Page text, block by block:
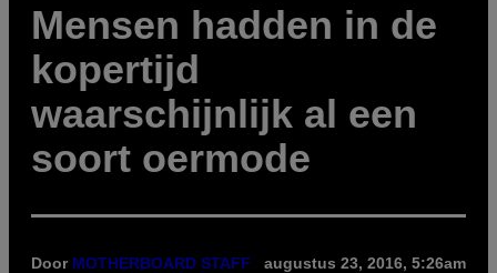
Mensen hadden in de
kopertijd
waarschijnlijk al een
soort oermode
Door MOTHERBOARD STAFF augustus 23, 2016, 5:26am